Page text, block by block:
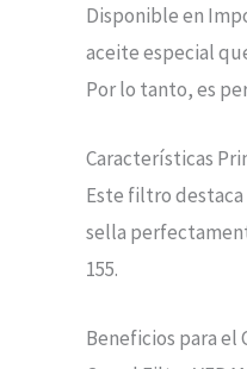
Disponible en
aceite especial
Por lo tanto, es
Características
Este filtro
sella
155.
Beneficios para el